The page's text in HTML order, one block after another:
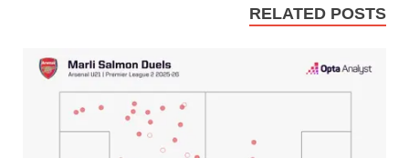
RELATED POSTS